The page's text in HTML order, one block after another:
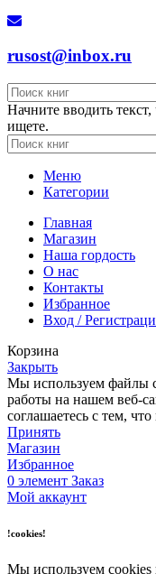
rusost@inbox.ru
Начните вводить
ищете.
Меню
Категории
Главная
Магазин
Наша гордость
О нас
Контакты
Избранное
Вход /
Корзина
Закрыть
Мы используем файлы
работы на нашем веб-
соглашаетесь с тем,
Принять
Магазин
Избранное
0 элемент Заказ
Мой аккаунт
!cookies!
Мы используем cookies